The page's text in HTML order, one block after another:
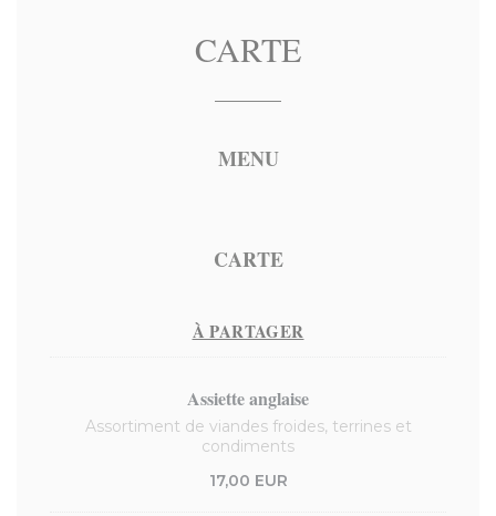
CARTE
MENU
CARTE
À PARTAGER
Assiette anglaise
Assortiment de viandes froides, terrines et
condiments
17,00 EUR